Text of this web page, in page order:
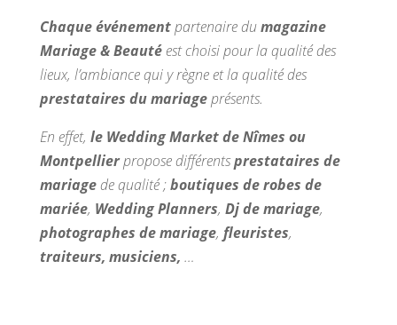
Chaque événementpartenaire dumagazine
Mariage & Beautéest choisi pour la qualité des
lieux, l’ambiance qui y règne et la qualité des
prestataires du mariageprésents.
En effet, le Wedding Market de Nîmes ou
Montpellierpropose différentsprestataires de
mariagede qualité ;boutiques de robes de
mariée, Wedding Planners, Dj de mariage,
photographes de mariage, fleuristes,
traiteurs, musiciens, …